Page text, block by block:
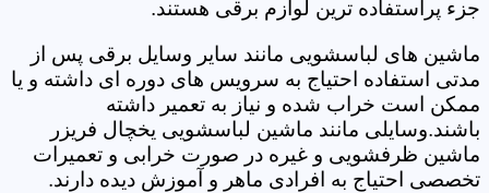
جزء پراستفاده ترین لوازم برقی هستند.
ماشین های لباسشویی مانند سایر وسایل برقی پس از
مدتی استفاده احتیاج به سرویس های دوره ای داشته و یا
ممکن است خراب شده و نیاز به تعمیر داشته
باشند.وسایلی مانند ماشین لباسشویی یخچال فریزر
ماشین ظرفشویی و غیره در صورت خرابی و تعمیرات
تخصصی احتیاج به افرادی ماهر و آموزش دیده دارند.